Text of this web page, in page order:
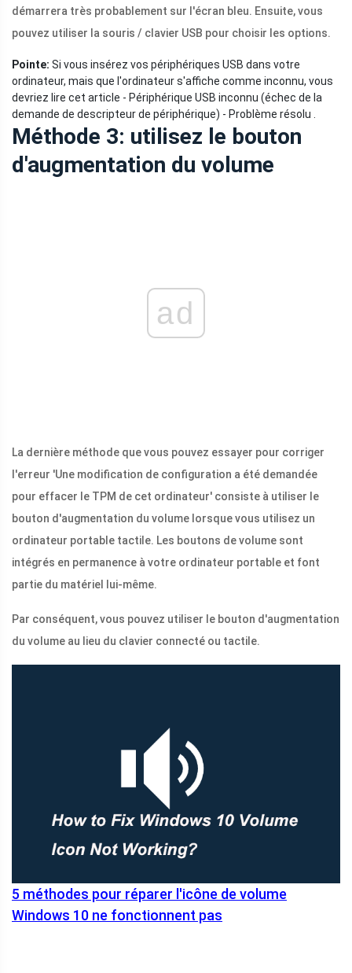
démarrera très probablement sur l'écran bleu. Ensuite, vous
pouvez utiliser la souris / clavier USB pour choisir les options.
Pointe: Si vous insérez vos périphériques USB dans votre
ordinateur, mais que l'ordinateur s'affiche comme inconnu, vous
devriez lire cet article - Périphérique USB inconnu (échec de la
demande de descripteur de périphérique) - Problème résolu .
Méthode 3: utilisez le bouton
d'augmentation du volume
ad
La dernière méthode que vous pouvez essayer pour corriger
l'erreur 'Une modification de configuration a été demandée
pour effacer le TPM de cet ordinateur' consiste à utiliser le
bouton d'augmentation du volume lorsque vous utilisez un
ordinateur portable tactile. Les boutons de volume sont
intégrés en permanence à votre ordinateur portable et font
partie du matériel lui-même.
Par conséquent, vous pouvez utiliser le bouton d'augmentation
du volume au lieu du clavier connecté ou tactile.
5 méthodes pour réparer l'icône de volume
Windows 10 ne fonctionnent pas